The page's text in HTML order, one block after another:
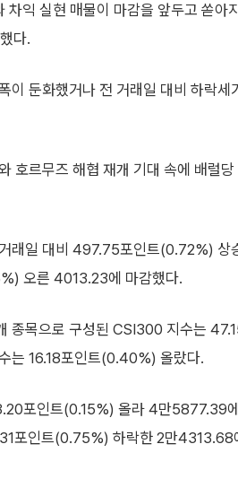
익 실현 매물이 마감을 앞두고 쏟아
다.
이 둔화했거나 전 거래일 대비 하락세
호르무즈 해협 재개 기대 속에 배럴
래일 대비 497.75포인트(0.72%)
오른 4013.23에 마감했다.
종목으로 구성된 CSI300 지수는
는 16.18포인트(0.40%) 올랐다.
포인트(0.15%) 올라 4만5877.39
포인트(0.75%) 하락한 2만4313.68